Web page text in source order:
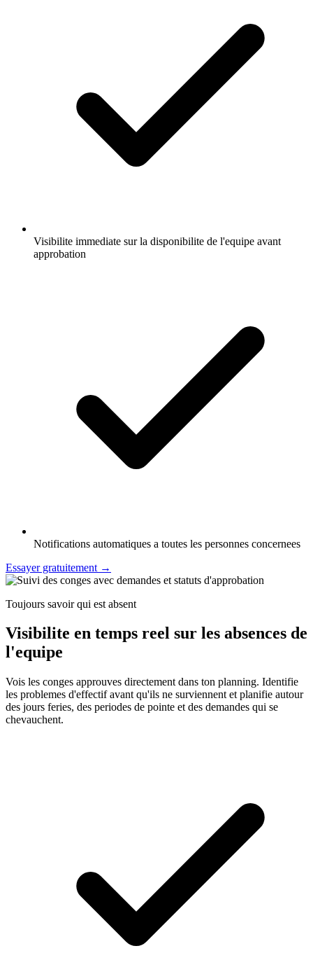
Visibilite immediate sur la disponibilite de l'equipe avant
approbation
Notifications automatiques a toutes les personnes concernees
Essayer gratuitement →
Toujours savoir qui est absent
Visibilite en temps reel sur les absences de
l'equipe
Vois les conges approuves directement dans ton planning. Identifie
les problemes d'effectif avant qu'ils ne surviennent et planifie autour
des jours feries, des periodes de pointe et des demandes qui se
chevauchent.